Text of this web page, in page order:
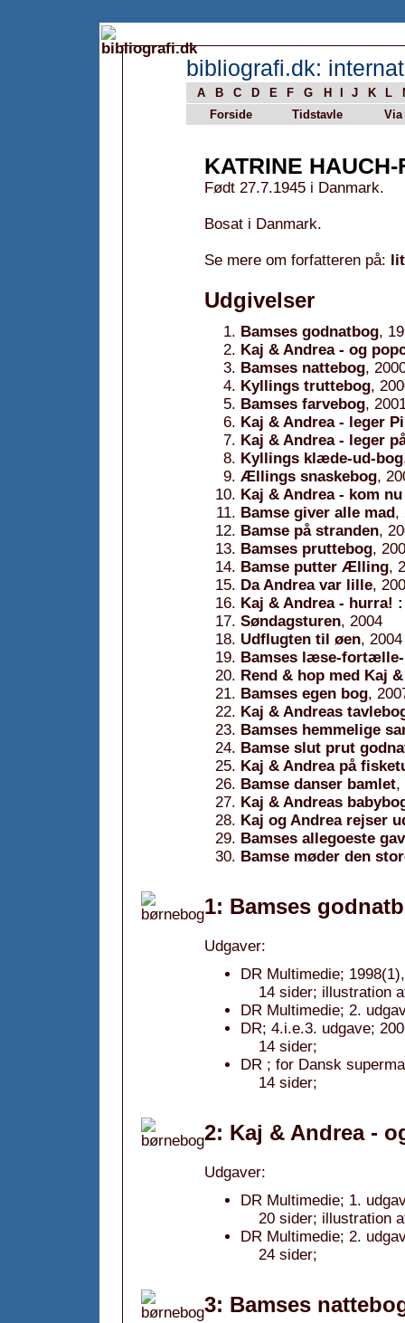
bibliografi.dk:
A B C D E F G H J K L
Forside
Tidstavle Via
KATRINE
Født 27.7.1945 i Danmark.
Bosat i Danmark.
Se mere om forfatteren på:
Udgivelser
Bamses godnatbog,
Kaj & Andrea - og
Bamses nattebog,
Kyllings truttebog,
Bamses farvebog,
Kaj & Andrea - leger
Kaj & Andrea - leger
Kyllings klæde-ud-bog
Ællings snaskebog,
Kaj & Andrea - kom
Bamse giver alle mad,
Bamse på stranden,
Bamses pruttebog,
Bamse putter Ælling,
Da Andrea var lille,
Kaj & Andrea - hurra!
Søndagsturen, 2004
Udflugten til øen, 2004
Bamses læse-
Rend & hop med Kaj
Bamses egen bog,
Kaj & Andreas
Bamses hemmelige
Bamse slut prut
Kaj & Andrea på
Bamse danser bamlet,
Kaj & Andreas
Kaj og Andrea rejser
Bamses allegoeste
Bamse møder den
1: Bamses
Udgaver:
DR Multimedie;
14 sider; illustration
DR Multimedie; 2.
DR; 4.i.e.3. udgave;
14 sider;
DR ; for Dansk
14 sider;
2: Kaj & Andrea -
Udgaver:
DR Multimedie; 1.
20 sider; illustration
DR Multimedie; 2.
24 sider;
3: Bamses